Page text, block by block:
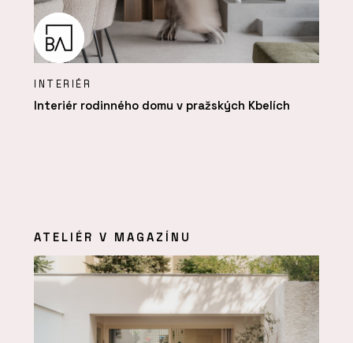
INTERIÉR
Interiér rodinného domu v pražských Kbelích
ATELIÉR V MAGAZÍNU